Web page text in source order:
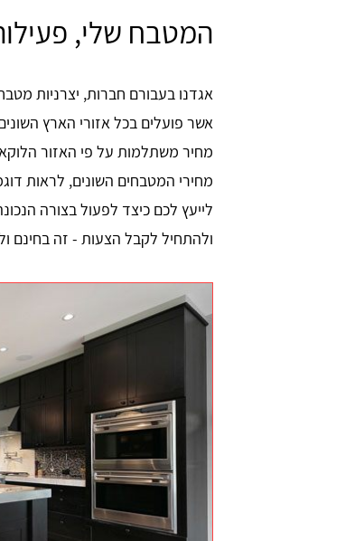
המטבח שלי,
אגדנו בעבורם חברות, יצרניות
אשר פועלים בכל אזורי הארץ
מחיר משתלמות על פי האזור
מחירי המטבחים השונים, לראות
לייעץ לכם כיצד לפעול בצורה
ולהתחיל לקבל הצעות - זה בחינם